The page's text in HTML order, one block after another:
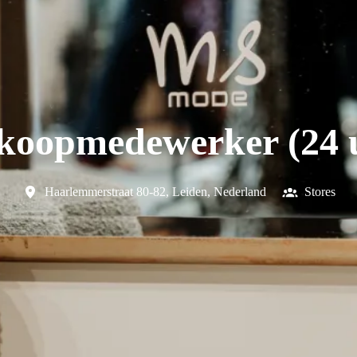
(24
Haarlemmerstraat 80-82, Leiden, Nederland Stores